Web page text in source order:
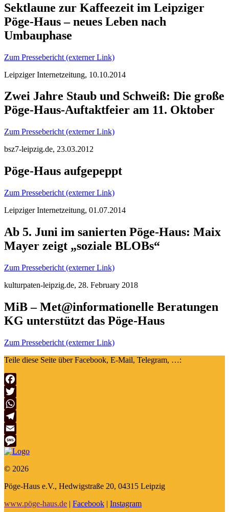
Sektlaune zur Kaffeezeit im Leipziger
Pöge-Haus – neues Leben nach
Umbauphase
Zum Pressebericht (externer Link)
Leipziger Internetzeitung, 10.10.2014
Zwei Jahre Staub und Schweiß: Die große
Pöge-Haus-Auftaktfeier am 11. Oktober
Zum Pressebericht (externer Link)
bsz7-leipzig.de, 23.03.2012
Pöge-Haus aufgepeppt
Zum Pressebericht (externer Link)
Leipziger Internetzeitung, 01.07.2014
Ab 5. Juni im sanierten Pöge-Haus: Maix
Mayer zeigt „soziale BLOBs“
Zum Pressebericht (externer Link)
kulturpaten-leipzig.de, 28. February 2018
MiB – Met@informationelle Beratungen
KG unterstützt das Pöge-Haus
Zum Pressebericht (externer Link)
Teile diese Seite über Facebook, E-Mail, Telegram, …:
Facebook
Twitter
WhatsApp
Telegram
Email
Message
© 2026
Pöge-Haus e.V., Hedwigstraße 20, 04315 Leipzig
www.pöge-haus.de | Facebook | Instagram